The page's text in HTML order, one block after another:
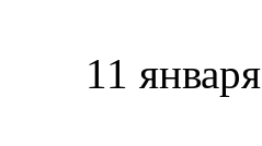
11 января